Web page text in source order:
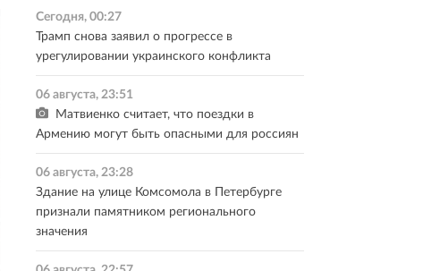
Сегодня, 00:27
Трамп снова заявил о прогрессе в
урегулировании украинского конфликта
06 августа, 23:51
Матвиенко считает, что поездки в
Армению могут быть опасными для россиян
06 августа, 23:28
Здание на улице Комсомола в Петербурге
признали памятником регионального
значения